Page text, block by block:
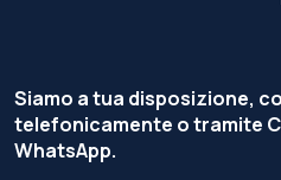
Siamo a tua disposizione,
telefonicamente o tramite
WhatsApp.